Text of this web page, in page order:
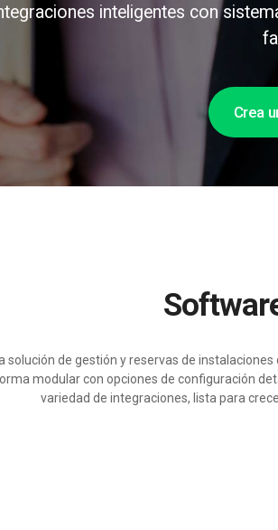
inteligentes con
Crea
solución de gestión y reservas de
modular con opciones de configuración
variedad de integraciones, lista para